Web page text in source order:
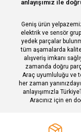
Ürün fiyatı diğer
Bu ürüne benzer
anlayışımız ile
Geniş ürün
elektrik ve sensör
yedek parçalar
tüm aşamalarda
alışveriş imkanı
zamanda doğru
Araç uyumluluğu ve
her zaman
anlayışımızla
Aracınız için en